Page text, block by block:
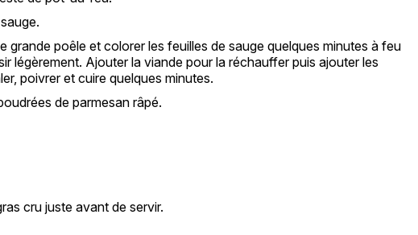
grande poêle et colorer les feuilles de sauge quelques minutes à feu
légèrement. Ajouter la viande pour la réchauffer puis ajouter les
poivrer et cuire quelques minutes.
de parmesan râpé.
cru juste avant de servir.